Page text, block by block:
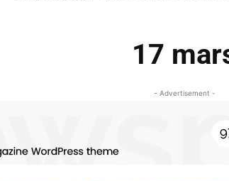
17
- Advertisement -